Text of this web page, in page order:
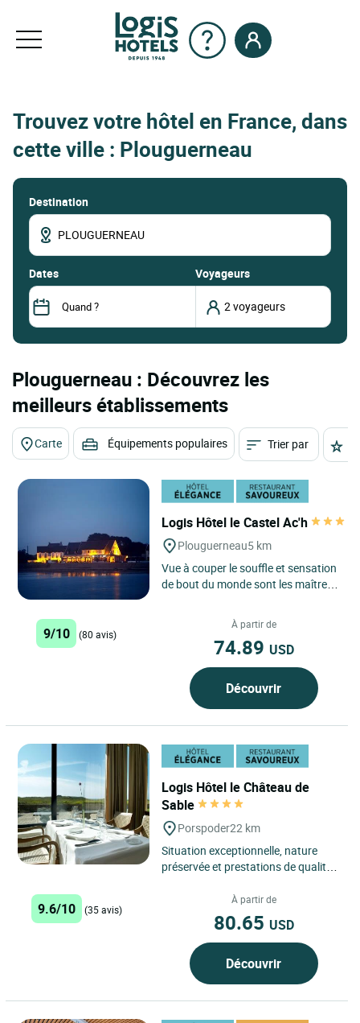
Trouvez votre hôtel en France, dans
cette ville : Plouguerneau
Destination
dates Voyageurs
Plouguerneau : Découvrez les
meilleurs établissements
Carte Équipements populaires Trier par
Logis Hôtel le Castel Ac'h
Plouguerneau5 km
Vue à couper le souffle et sensation
de bout du monde sont les maîtres-
face à la mer....
9/10 (80 avis)
À partir de
74.89 USD
Découvrir
Logis Hôtel le Château de
Sable
Porspoder22 km
Situation exceptionnelle, nature
préservée et prestations de qualité !
par son emplacement....
9.6/10 (35 avis)
À partir de
80.65 USD
Découvrir